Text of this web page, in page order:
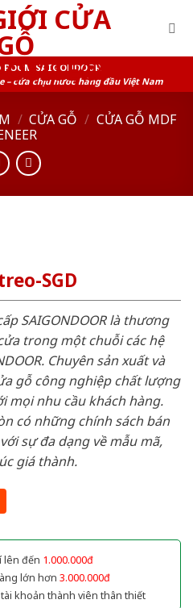
SAIGONDOOR
– cửa chịu nước hàng đầu Việt Nam
/ CỬA GỖ / CỬA GỖ MDF
SGD
SAIGONDOOR là thương
trong một chuỗi các hệ
Chuyên sản xuất và
gỗ công nghiệp chất lượng
mọi nhu cầu khách hàng.
có những chính sách bán
sự đa dạng về mẫu mã,
giá thành.
lên đến 1.000.000đ
lớn hơn 3.000.000đ
khoản thành viên thân thiết